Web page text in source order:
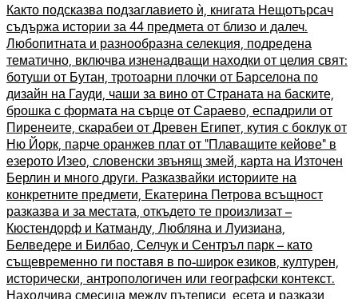
Както подсказва подзаглавието ѝ, книгата Нещотърсач
съдържа истории за 44 предмета от близо и далеч.
Любопитната и разнообразна селекция, подредена
тематично, включва изненадващи находки от целия свят:
ботуши от Бутан, тротоарни плочки от Барселона по
дизайн на Гауди, чаши за вино от Страната на баските,
брошка с формата на сърце от Сараево, еспадрили от
Пиренеите, скарабеи от Древен Египет, кутия с боклук от
Ню Йорк, парче оранжев плат от “Плаващите кейове” в
езерото Изео, словенски звънящ змей, карта на Източен
Берлин и много други. Разказвайки историите на
конкретните предмети, Екатерина Петрова всъщност
разказва и за местата, откъдето те произлизат –
Кюстендорф и Катманду, Любляна и Луизиана,
Белведере и Билбао, Селчук и Сентръл парк – като
същевременно ги поставя в по-широк езиков, културен,
исторически, антропологичен или географски контекст.
Находчива смесица между пътеписи, есета и разкази,